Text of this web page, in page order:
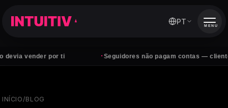
por ti Seguidores não pagam contas — clientes sim
PT MENU
INÍCIO/BLOG